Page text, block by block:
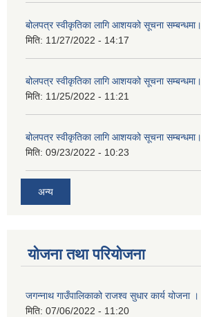
बोलपत्र स्वीकृतिका लागि आशयको सूचना सम्बन्धमा।
मिति: 11/27/2022 - 14:17
बोलपत्र स्वीकृतिका लागि आशयको सूचना सम्बन्धमा।
मिति: 11/25/2022 - 11:21
बोलपत्र स्वीकृतिका लागि आशयको सूचना सम्बन्धमा।
मिति: 09/23/2022 - 10:23
अन्य
योजना तथा परियोजना
जगन्नाथ गाउँपालिकाको राजश्व सुधार कार्य योजना ।
मिति: 07/06/2022 - 11:20